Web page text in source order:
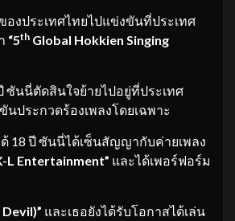
องประเทศไทยไปแข่งขันที่ประเทศ
“5th Global Hokkien Singing
ซันนี่ตัดสินใจย้ายไปอยู่ที่ประเทศ
นประกวดร้องเพลงโดยเฉพาะ
ด้ 18 ปี ซันนี่ได้เซ็นสัญญากับค่ายเพลง
L Entertainment” และได้เพอร์ฟอร์ม
Devil)” และเธอยังได้รับโอกาสได้เล่น